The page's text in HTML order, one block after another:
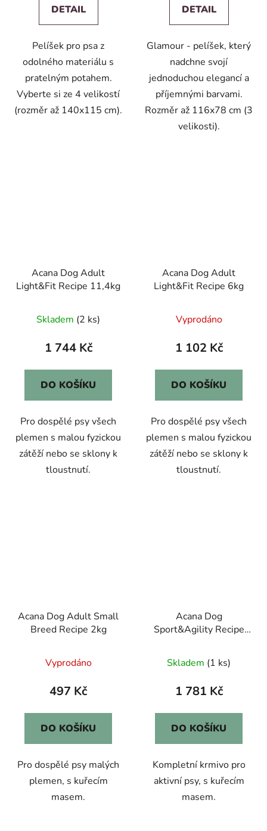
DETAIL
Pelíšek pro psa z
odolného materiálu s
pratelným potahem.
Vyberte si ze 4 velikostí
(rozměr až 140x115 cm).
DETAIL
Glamour - pelíšek, který
nadchne svojí
jednoduchou elegancí a
příjemnými barvami.
Rozměr až 116x78 cm (3
velikosti).
Acana Dog Adult
Light&Fit Recipe 11,4kg
Skladem (2 ks)
1 744 Kč
DO KOŠÍKU
Pro dospělé psy všech
plemen s malou fyzickou
zátěží nebo se sklony k
tloustnutí.
Acana Dog Adult
Light&Fit Recipe 6kg
Vyprodáno
1 102 Kč
DO KOŠÍKU
Pro dospělé psy všech
plemen s malou fyzickou
zátěží nebo se sklony k
tloustnutí.
Acana Dog Adult Small
Breed Recipe 2kg
Vyprodáno
497 Kč
DO KOŠÍKU
Pro dospělé psy malých
plemen, s kuřecím
masem.
Acana Dog
Sport&Agility Recipe
Skladem (1 ks)
1 781 Kč
DO KOŠÍKU
Kompletní krmivo pro
aktivní psy, s kuřecím
masem.